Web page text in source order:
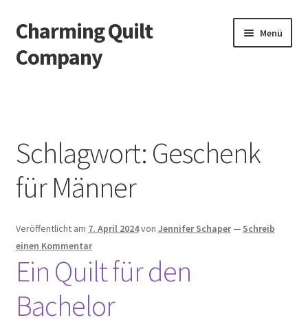
Zur
Navigation
springen
Zum
Inhalt
springen
Charming Quilt
Company
Menü
Blog
Datenschutzbelehrung
Datenschutzerklärung
Impressum
Impressum
Schlagwort: Geschenk
für Männer
Veröffentlicht am 7. April 2024von Jennifer Schaper— Schreib
einen Kommentar
Ein Quilt für den
Bachelor